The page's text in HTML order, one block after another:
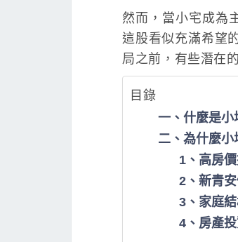
然而，當小宅成為
這股看似充滿希望
局之前，有些潛在的
目錄
一、什麼是小
二、為什麼
1、高房
2、新青
3、家庭
4、房產